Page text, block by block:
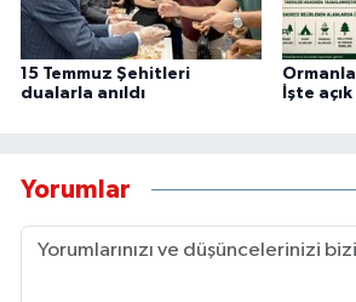
15 Temmuz Şehitleri
dualarla anıldı
İşte
Yorumlar